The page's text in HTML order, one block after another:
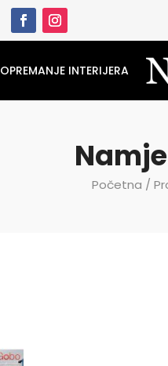
OPREMANJE INTERIJERA
Početna /